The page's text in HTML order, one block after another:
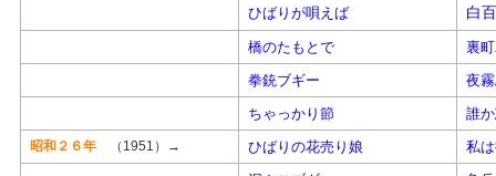
ひばりが唄えば 白
橋のたもとで
裏
拳銃ブギー
夜
ちゃっかり節
誰
昭和２６年 （1951）→ ひばりの花売り娘
私